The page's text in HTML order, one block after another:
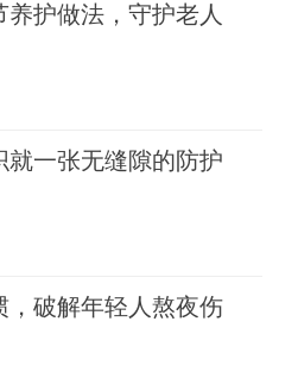
护做法，守护老人
就一张无缝隙的防护
，破解年轻人熬夜伤